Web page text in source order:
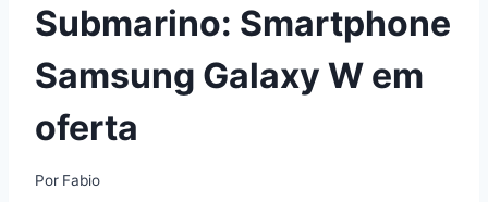
Submarino: Smartphone
Samsung Galaxy W em
oferta
Por Fabio